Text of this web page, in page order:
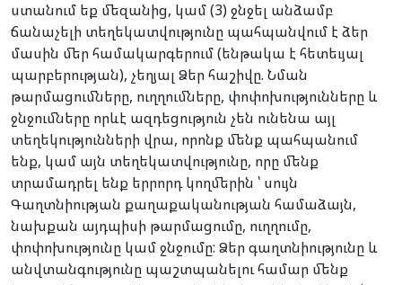
ստանում եք մեզանից, կամ (3) ջնջել անձամբ
ճանաչելի տեղեկատվությունը պահպանվում է ձեր
մասին մեր համակարգերում (ենթակա է հետեւյալ
պարբերության), չեղյալ Ձեր հաշիվը. Նման
թարմացումները, ուղղումները, փոփոխությունները և
ջնջումները որևէ ազդեցություն չեն ունենա այլ
տեղեկությունների վրա, որոնք մենք պահպանում
ենք, կամ այն տեղեկատվությունը, որը մենք
տրամադրել ենք երրորդ կողմերին ՝ սույն
Գաղտնիության քաղաքականության համաձայն,
նախքան այդպիսի թարմացումը, ուղղումը,
փոփոխությունը կամ ջնջումը: Ձեր գաղտնիությունը և
անվտանգությունը պաշտպանելու համար մենք